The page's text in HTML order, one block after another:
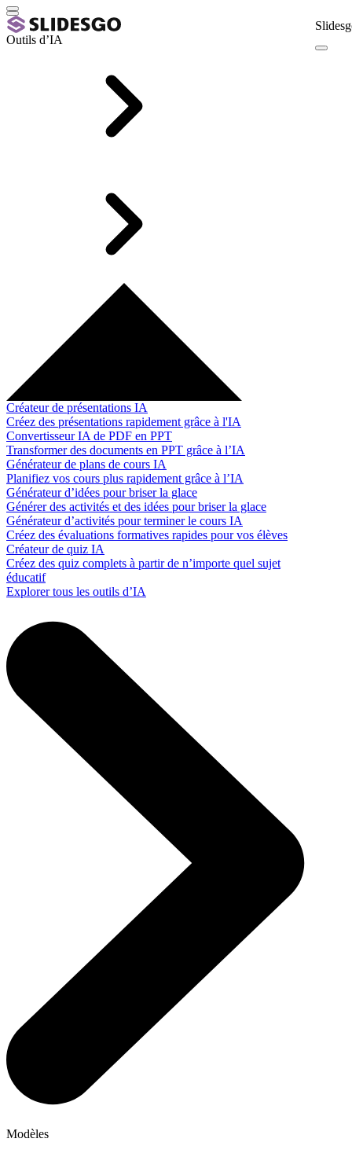
Outils d’IA
Créateur de présentations IA
Créez des présentations rapidement grâce à l'IA
Convertisseur IA de PDF en PPT
Transformer des documents en PPT grâce à l’IA
Générateur de plans de cours IA
Planifiez vos cours plus rapidement grâce à l’IA
Générateur d’idées pour briser la glace
Générer des activités et des idées pour briser la glace
Générateur d’activités pour terminer le cours IA
Créez des évaluations formatives rapides pour vos élèves
Créateur de quiz IA
Créez des quiz complets à partir de n’importe quel sujet
éducatif
Explorer tous les outils d’IA
Modèles